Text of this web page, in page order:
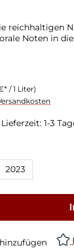
reichhaltigen
Noten in
/ 1 Liter)
1-3
2023